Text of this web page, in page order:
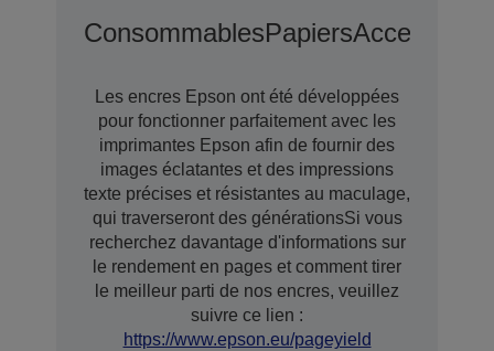
ConsommablesPapiersAccessoires
Les encres Epson ont été développées
pour fonctionner parfaitement avec les
imprimantes Epson afin de fournir des
images éclatantes et des impressions
texte précises et résistantes au maculage,
qui traverseront des générationsSi vous
recherchez davantage d'informations sur
le rendement en pages et comment tirer
le meilleur parti de nos encres, veuillez
suivre ce lien :
https://www.epson.eu/pageyield